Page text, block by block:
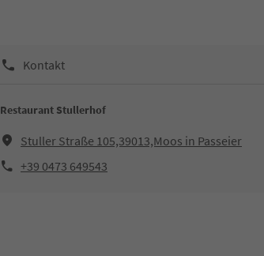
Kontakt
Restaurant Stullerhof
Stuller Straße 105,39013,Moos in Passeier
+39 0473 649543